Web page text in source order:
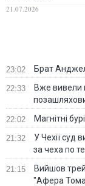
27 млрд євро
21.07.2026
23:02 Брат
22:33
Вже вивели
22:02 Магнітні
21:32
У Чехії суд
за чеха по
21:15
Вийшов
"Афера